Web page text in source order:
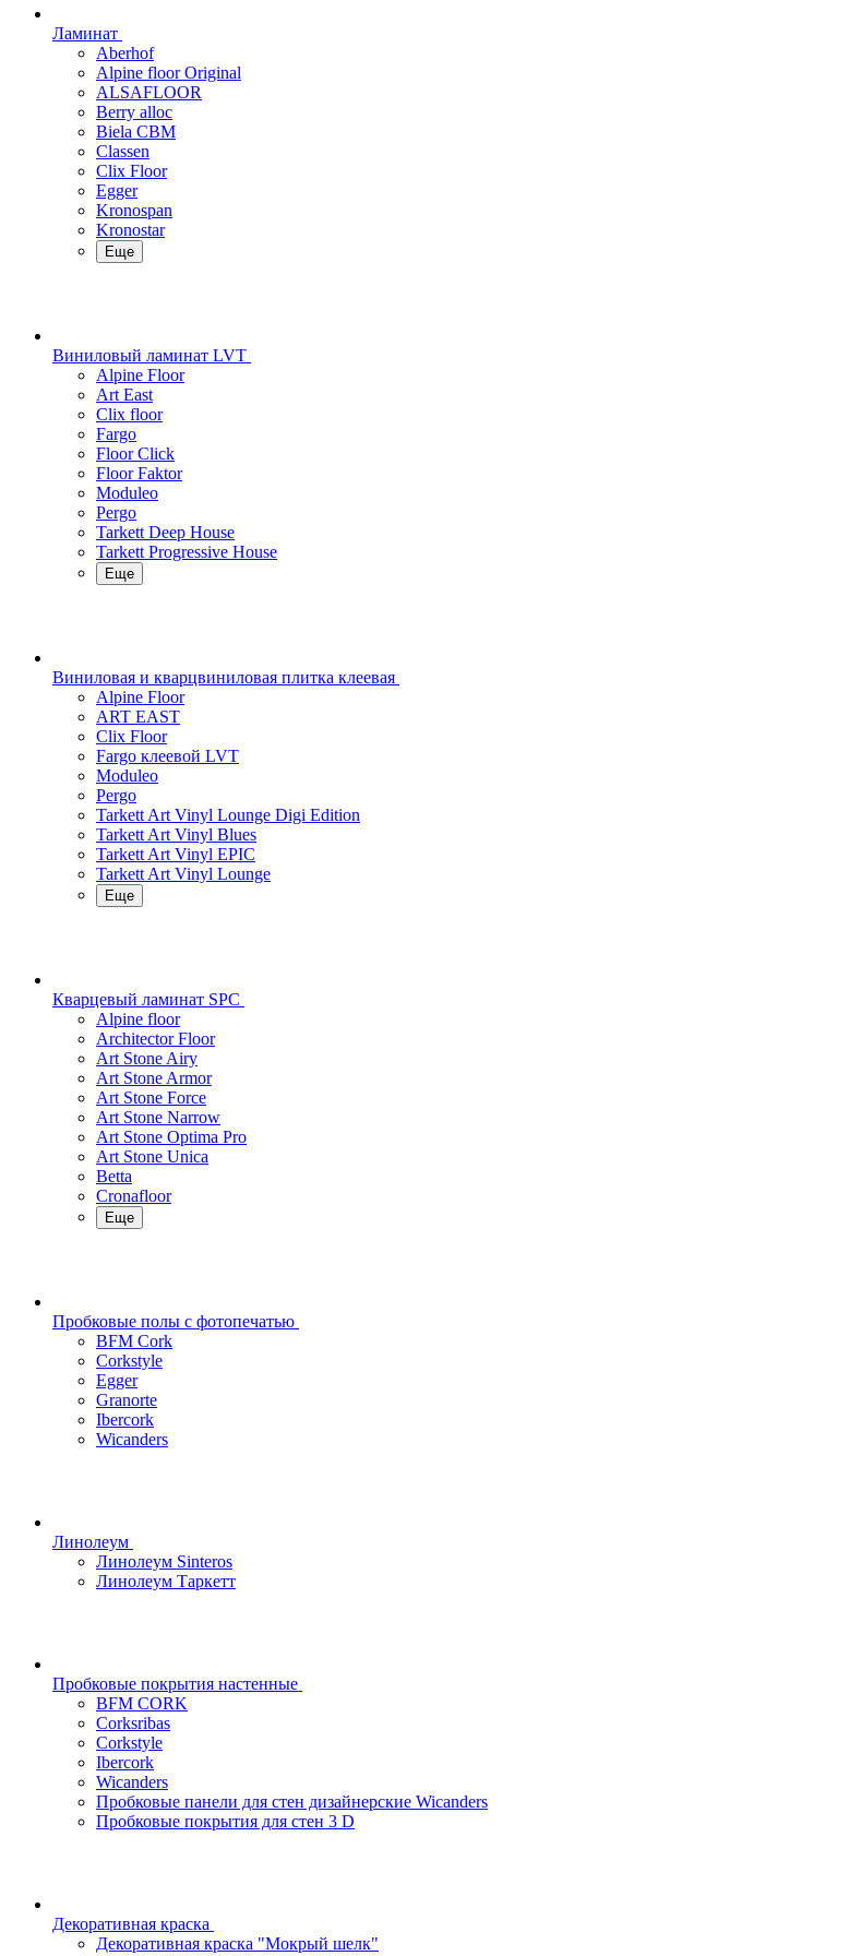
Ламинат
Aberhof
Alpine floor Original
ALSAFLOOR
Berry alloc
Biela CBM
Classen
Clix Floor
Egger
Kronospan
Kronostar
Еще
Виниловый ламинат LVT
Alpine Floor
Art East
Clix floor
Fargo
Floor Click
Floor Faktor
Moduleo
Pergo
Tarkett Deep House
Tarkett Progressive House
Еще
Виниловая и кварцвиниловая плитка клеевая
Alpine Floor
ART EAST
Clix Floor
Fargo клеевой LVT
Moduleo
Pergo
Tarkett Art Vinyl Lounge Digi Edition
Tarkett Art Vinyl Blues
Tarkett Art Vinyl EPIC
Tarkett Art Vinyl Lounge
Еще
Кварцевый ламинат SPC
Alpine floor
Architector Floor
Art Stone Airy
Art Stone Armor
Art Stone Force
Art Stone Narrow
Art Stone Optima Pro
Art Stone Unica
Betta
Cronafloor
Еще
Пробковые полы с фотопечатью
BFM Cork
Corkstyle
Egger
Granorte
Ibercork
Wicanders
Линолеум
Линолеум Sinteros
Линолеум Таркетт
Пробковые покрытия настенные
BFM CORK
Corksribas
Corkstyle
Ibercork
Wicanders
Пробковые панели для стен дизайнерские Wicanders
Пробковые покрытия для стен 3 D
Декоративная краска
Декоративная краска "Мокрый шелк"